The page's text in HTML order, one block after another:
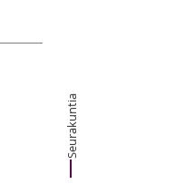
Seurakuntia